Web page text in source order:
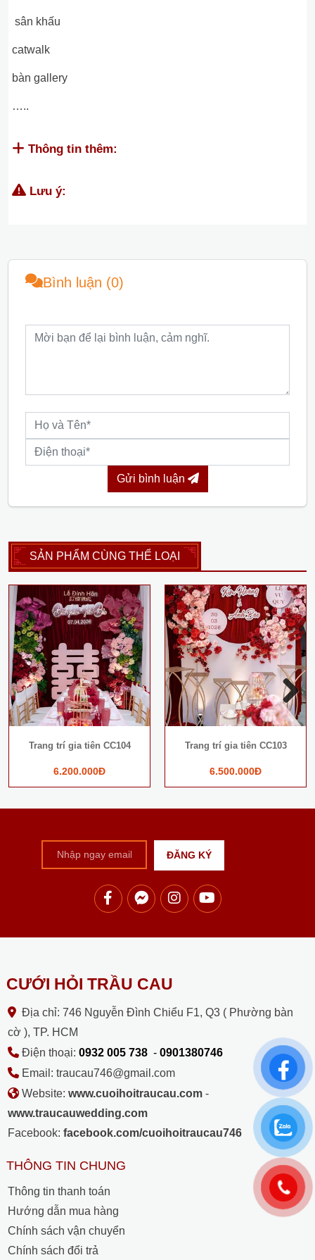
sân khấu
catwalk
bàn gallery
…..
Thông tin thêm:
Lưu ý:
Bình luận (0)
Gửi bình luận
SẢN PHẨM CÙNG THỂ LOẠI
Trang trí gia tiên CC104
6.200.000Đ
Trang trí gia tiên CC103
6.500.000Đ
Next
CƯỚI HỎI TRẦU CAU
Địa chỉ: 746 Nguyễn Đình Chiểu F1, Q3 ( Phường bàn
cờ ), TP. HCM
Điện thoại: 0932 005 738- 0901380746
Email: traucau746@gmail.com
Website: www.cuoihoitraucau.com -
www.traucauwedding.com
Facebook: facebook.com/cuoihoitraucau746
THÔNG TIN CHUNG
Thông tin thanh toán
Hướng dẫn mua hàng
Chính sách vận chuyển
Chính sách đổi trả